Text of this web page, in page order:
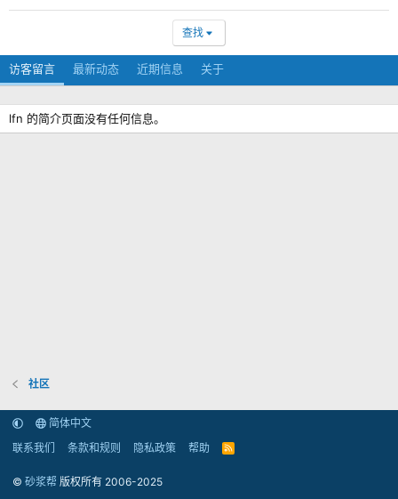
查找
访客留言 最新动态 近期信息 关于
lfn 的简介页面没有任何信息。
社区
简体中文
联系我们
条款和规则 隐私政策 帮助
R
© 砂浆帮 版权所有 2006-2025